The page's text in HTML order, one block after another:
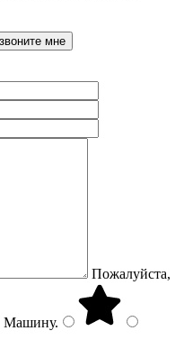
Пожалуйста,
Машину.